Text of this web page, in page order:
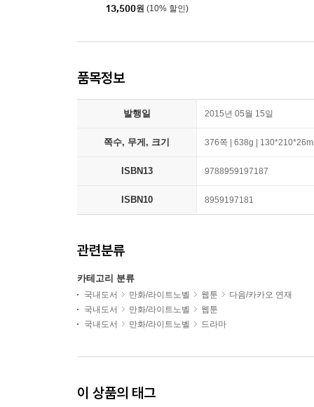
13,500원 (10% 할인)
품목정보
발행일 2015년 05월 15일
쪽수, 무게, 크기 376쪽 | 638g |
ISBN13 9788959197187
ISBN10 8959197181
관련분류
카테고리 분류
국내도서 만화/라이트노벨 웹툰
다음/카카오 연재
국내도서
만화/라이트노벨
웹툰
국내도서
만화/라이트노벨 드라마
이 상품의 태그